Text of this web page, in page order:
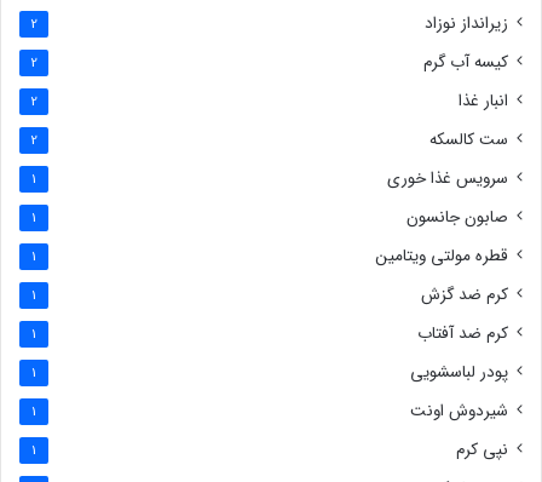
زیرانداز نوزاد 2
کیسه آب گرم 2
انبار غذا 2
ست کالسکه 2
سرویس غذا خوری 1
صابون جانسون 1
قطره مولتی ویتامین 1
کرم ضد گزش 1
کرم ضد آفتاب 1
پودر لباسشویی 1
شیردوش اونت 1
نپی کرم 1